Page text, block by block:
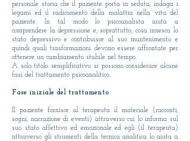
personale storia che il paziente porta in seduta, indaga i
legami ed il radicamento della malattia nella vita del
paziente. In tal modo lo psicoanalista aiuta a
comprendere la depressione e, soprattutto, cosa innesca lo
stato depressivo e contribuisce al suo mantenimento e
quindi quali trasformazioni devono essere affrontate per
ottenere un cambiamento stabile nel tempo.
A solo titolo semplificativo si possono considerare alcune
fasi del trattamento psicoanalitico.
Fase iniziale del trattamento
Il paziente fornisce al terapeuta il materiale (racconti,
sogni, narrazione di eventi) attraverso cui lo informa sul
suo stato affettivo ed emozionale ed egli (il terapeuta)
attraverso gli strumenti della tecnica analitica lo aiuta a